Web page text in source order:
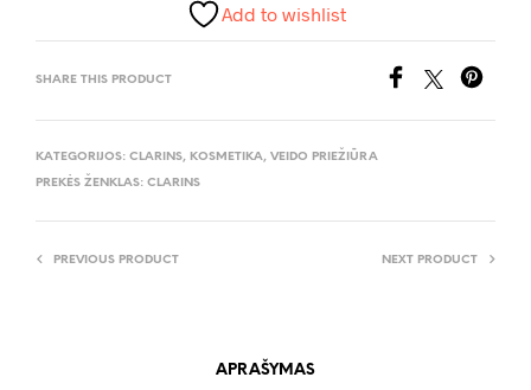
Add to wishlist
SHARE THIS PRODUCT
KATEGORIJOS: CLARINS, KOSMETIKA, VEIDO PRIEŽIŪRA
PREKĖS ŽENKLAS: CLARINS
PREVIOUS PRODUCT NEXT PRODUCT
APRAŠYMAS